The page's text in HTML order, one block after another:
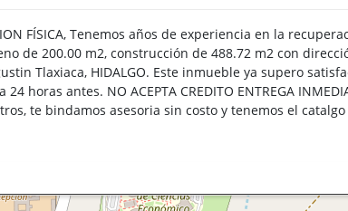
FÍSICA, Tenemos años de experiencia en la
de 200.00 m2, construcción de 488.72 m2 con
Tlaxiaca, HIDALGO. Este inmueble ya supero
antes. NO ACEPTA CREDITO ENTREGA
te bindamos asesoria sin costo y tenemos el